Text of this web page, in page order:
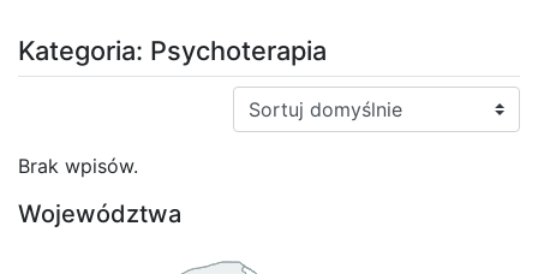
Kategoria: Psychoterapia
Sortuj:
Brak wpisów.
Województwa